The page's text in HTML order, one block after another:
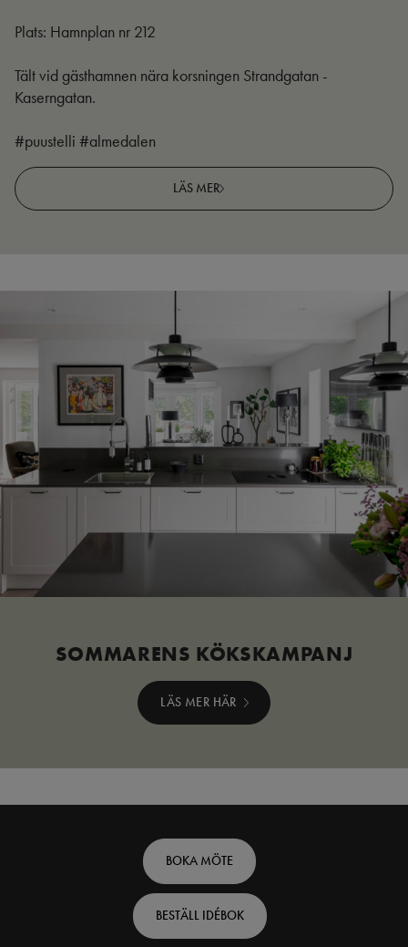
Plats: Hamnplan nr 212
Tält vid gästhamnen nära korsningen Strandgatan -
Kaserngatan.
#puustelli #almedalen
LÄS MER
SOMMARENS KÖKSKAMPANJ
LÄS MER HÄR
BOKA MÖTE
BESTÄLL IDÉBOK